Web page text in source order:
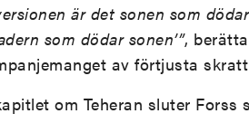
är det sonen som
som dödar sonen’”,
av förtjusta
om Teheran sluter